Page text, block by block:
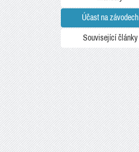
Účast na závodech
Související články